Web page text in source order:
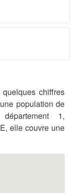
chiffres
population de
1,
elle couvre une